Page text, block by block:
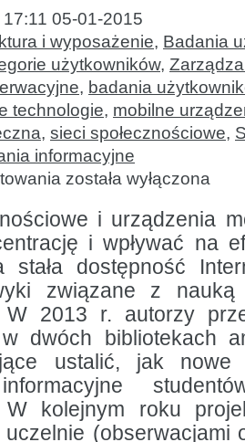
17:11 05-01-2015
i wyposażenie, Badania
użytkowników,
, badania
technologie, mobilne
, sieci społecznościowe,
informacyjne
Uczenie
się
w erze
mobilnych
urządzeń:
badanie
obserwacyjne
w czterech
bibliotekach
akademickich
została wyłączona
i urządzenia
i wpływać na
stała dostępność
związane z
W 2013 r. autorzy
dwóch bibliotekach
ustalić, jak nowe
W kolejnym roku
(obserwacjami